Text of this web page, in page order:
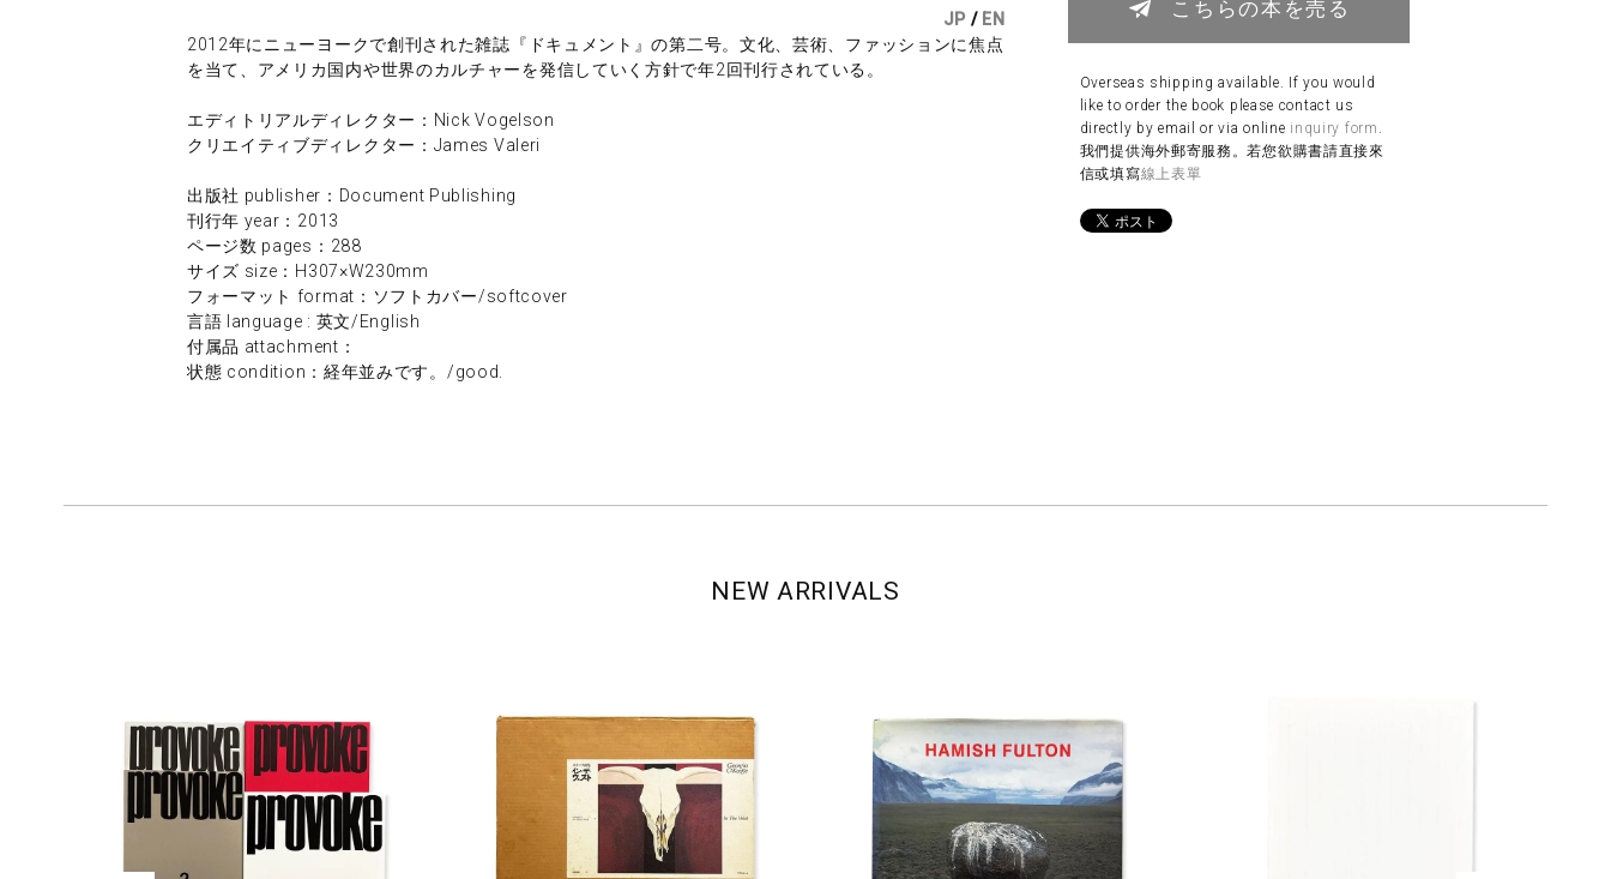
JP / EN
2012年にニューヨークで創刊された雑誌『ドキュメント』の第二号。文化、芸術、ファッションに焦点
を当て、アメリカ国内や世界のカルチャーを発信していく方針で年2回刊行されている。
エディトリアルディレクター：Nick Vogelson
クリエイティブディレクター：James Valeri
出版社 publisher：Document Publishing
刊行年 year：2013
ページ数 pages：288
サイズ size：H307×W230mm
フォーマット format：ソフトカバー/softcover
言語 language : 英文/English
付属品 attachment：
状態 condition：経年並みです。/good.
こちらの本を売る
Overseas shipping available. If you would
like to order the book please contact us
directly by email or via online inquiry form .
我們提供海外郵寄服務。若您欲購書請直接來
信或填寫線上表單
NEW ARRIVALS